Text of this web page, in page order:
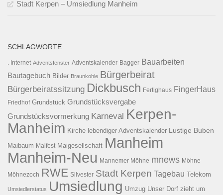
Stadt Kerpen – Umsiedlung Manheim
SCHLAGWORTE
. Internet Adventsfenster Adventskalender Bagger Bauarbeiten
Bautagebuch Bilder Braunkohle Bürgerbeirat
Bürgerbeiratssitzung Dickbusch Fertighaus FingerHaus
Friedhof Grundstück Grundstücksvergabe
Grundstücksvormerkung Karneval Kerpen-
Manheim Kirche lebendiger Adventskalender Lustige Buben
Maibaum Maifest Maigesellschaft Manheim
Manheim-Neu Mannemer Möhne mnews Möhne
Möhnezoch RWE Silvester Stadt Kerpen Tagebau Telekom
Umsiedlerstatus Umsiedlung Umzug Unser Dorf zieht um